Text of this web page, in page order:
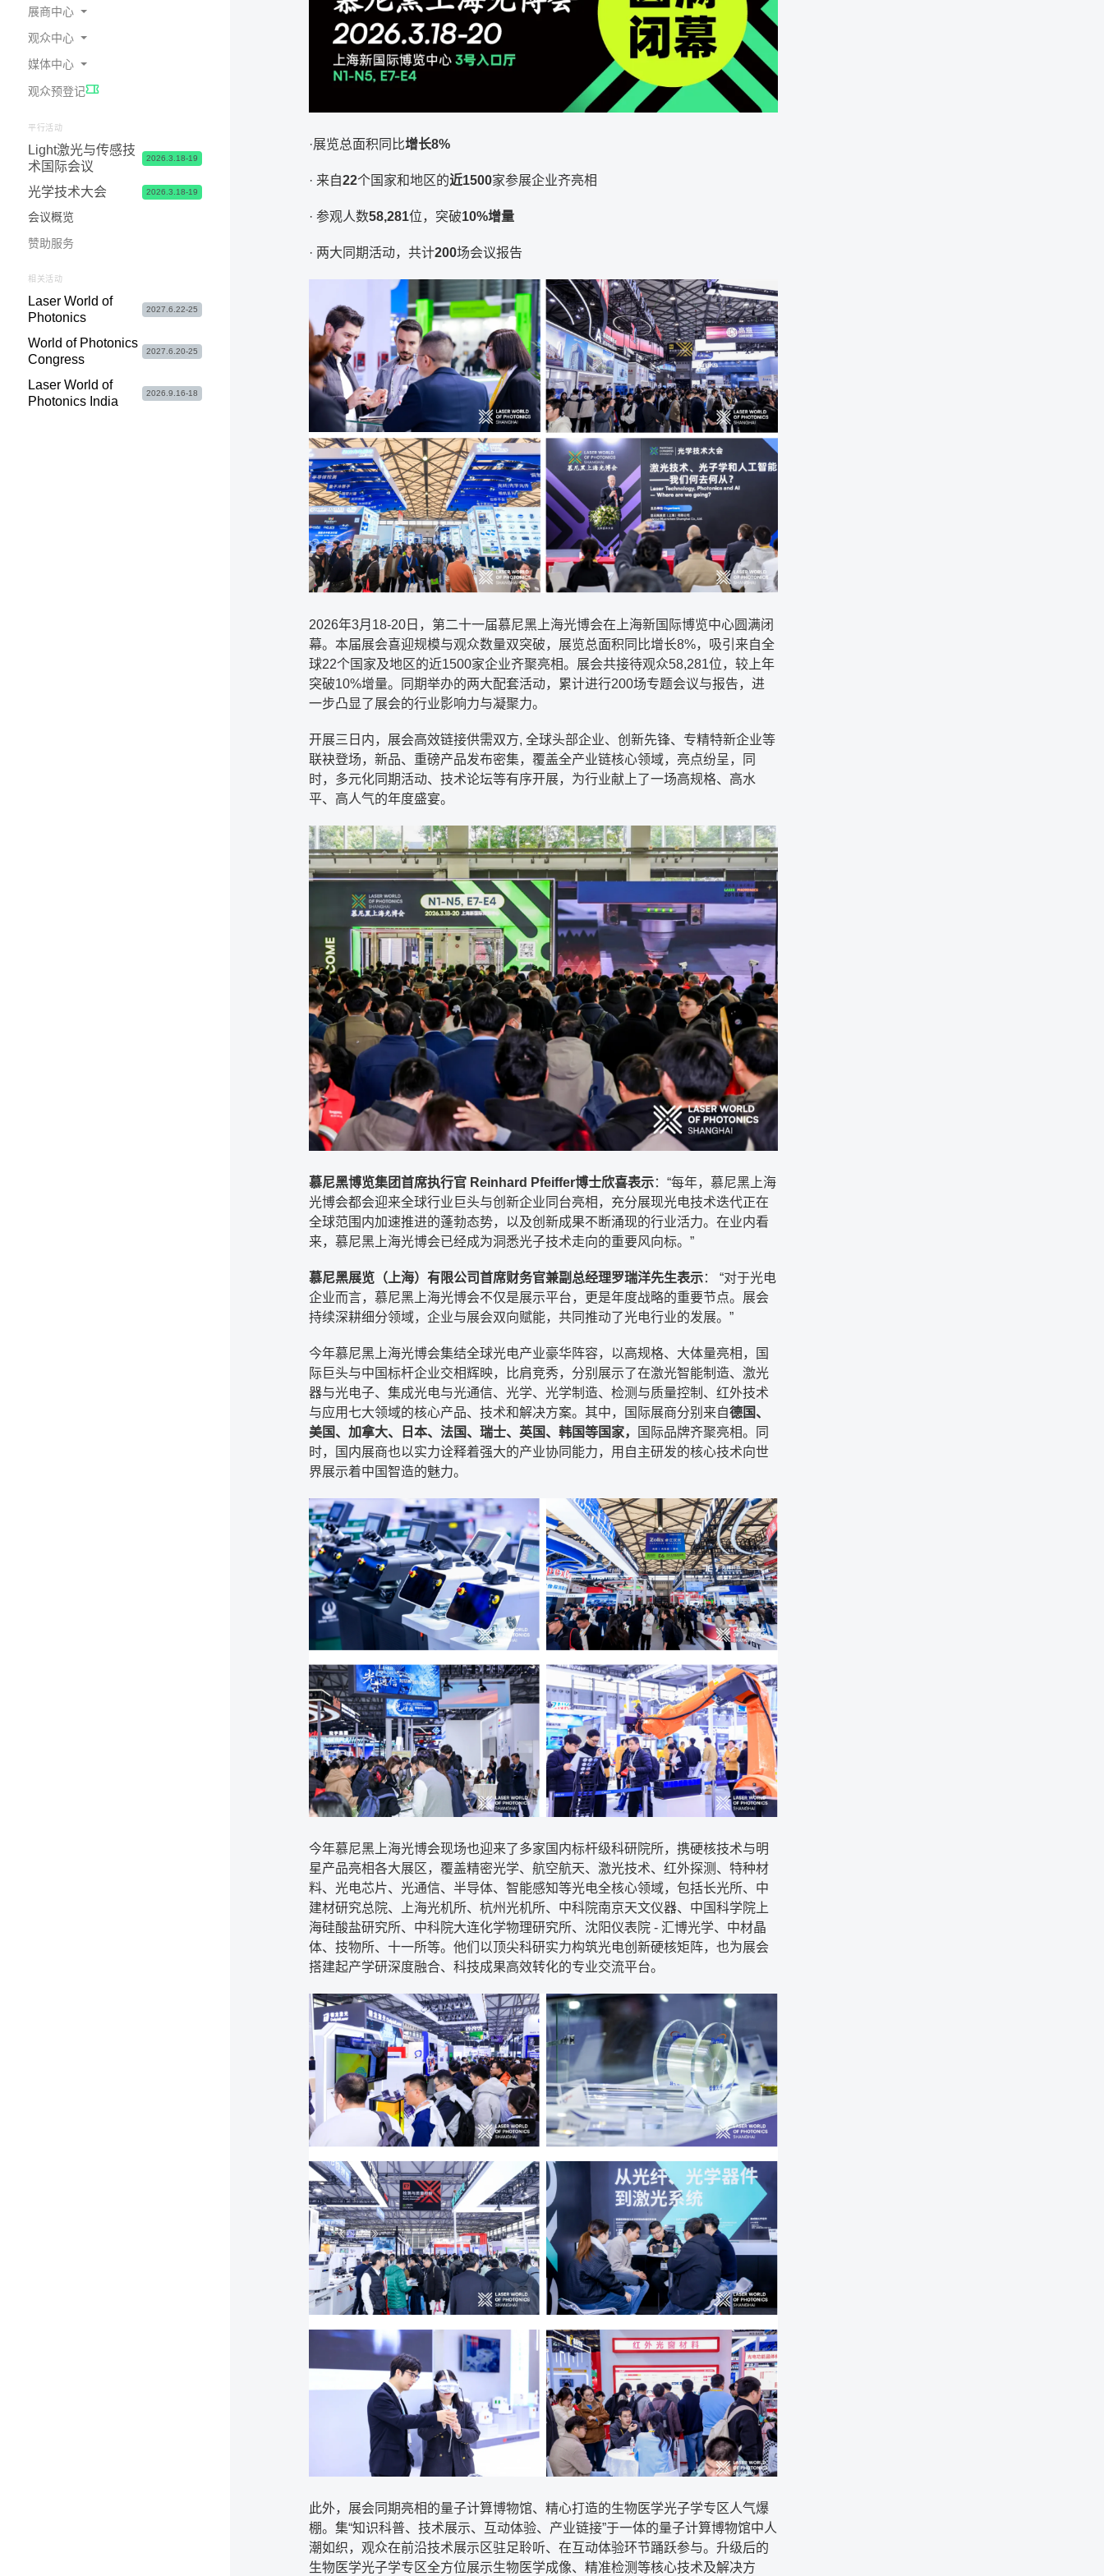
展商中心
为何参展
预定展位
展商中心 & 参展申请常见问题
展台 & 市场推广服务
物流&签证服务
联系我们
观众中心
在线会刊
交通指南
酒店食宿
签证服务
参观咨询&常见问题
媒体中心
展会新闻
照片与视频
合作媒体
媒体联络
观众预登记
平行活动
Light激光与传感技
术国际会议
2026.3.18-19
光学技术大会 2026.3.18-19
会议概览
赞助服务
相关活动
Laser World of
Photonics
2027.6.22-25
World of Photonics
Congress
2027.6.20-25
Laser World of
Photonics India
2026.9.16-18
·展览总面积同比增长8%
· 来自22个国家和地区的近1500家参展企业齐亮相
· 参观人数58,281位，突破10%增量
· 两大同期活动，共计200场会议报告
2026年3月18-20日，第二十一届慕尼黑上海光博会在上海新国际博览中心圆满闭
幕。本届展会喜迎规模与观众数量双突破，展览总面积同比增长8%，吸引来自全
球22个国家及地区的近1500家企业齐聚亮相。展会共接待观众58,281位，较上年
突破10%增量。同期举办的两大配套活动，累计进行200场专题会议与报告，进
一步凸显了展会的行业影响力与凝聚力。
开展三日内，展会高效链接供需双方, 全球头部企业、创新先锋、专精特新企业等
联袂登场，新品、重磅产品发布密集，覆盖全产业链核心领域，亮点纷呈，同
时，多元化同期活动、技术论坛等有序开展，为行业献上了一场高规格、高水
平、高人气的年度盛宴。
慕尼黑博览集团首席执行官 Reinhard Pfeiffer博士欣喜表示：“每年，慕尼黑上海
光博会都会迎来全球行业巨头与创新企业同台亮相，充分展现光电技术迭代正在
全球范围内加速推进的蓬勃态势，以及创新成果不断涌现的行业活力。在业内看
来，慕尼黑上海光博会已经成为洞悉光子技术走向的重要风向标。”
慕尼黑展览（上海）有限公司首席财务官兼副总经理罗瑞洋先生表示： “对于光电
企业而言，慕尼黑上海光博会不仅是展示平台，更是年度战略的重要节点。展会
持续深耕细分领域，企业与展会双向赋能，共同推动了光电行业的发展。”
今年慕尼黑上海光博会集结全球光电产业豪华阵容，以高规格、大体量亮相，国
际巨头与中国标杆企业交相辉映，比肩竞秀，分别展示了在激光智能制造、激光
器与光电子、集成光电与光通信、光学、光学制造、检测与质量控制、红外技术
与应用七大领域的核心产品、技术和解决方案。其中，国际展商分别来自德国、
美国、加拿大、日本、法国、瑞士、英国、韩国等国家，
国际品牌齐聚亮相。同
时，国内展商也以实力诠释着强大的产业协同能力，用自主研发的核心技术向世
界展示着中国智造的魅力。
今年慕尼黑上海光博会现场也迎来了多家国内标杆级科研院所，携硬核技术与明
星产品亮相各大展区，覆盖精密光学、航空航天、激光技术、红外探测、特种材
料、光电芯片、光通信、半导体、智能感知等光电全核心领域，包括长光所、中
建材研究总院、上海光机所、杭州光机所、中科院南京天文仪器、中国科学院上
海硅酸盐研究所、中科院大连化学物理研究所、沈阳仪表院 - 汇博光学、中材晶
体、技物所、十一所等。他们以顶尖科研实力构筑光电创新硬核矩阵，也为展会
搭建起产学研深度融合、科技成果高效转化的专业交流平台。
此外，展会同期亮相的量子计算博物馆、精心打造的生物医学光子学专区人气爆
棚。集“知识科普、技术展示、互动体验、产业链接”于一体的量子计算博物馆中人
潮如织，观众在前沿技术展示区驻足聆听、在互动体验环节踊跃参与。升级后的
生物医学光子学专区全方位展示生物医学成像、精准检测等核心技术及解决方